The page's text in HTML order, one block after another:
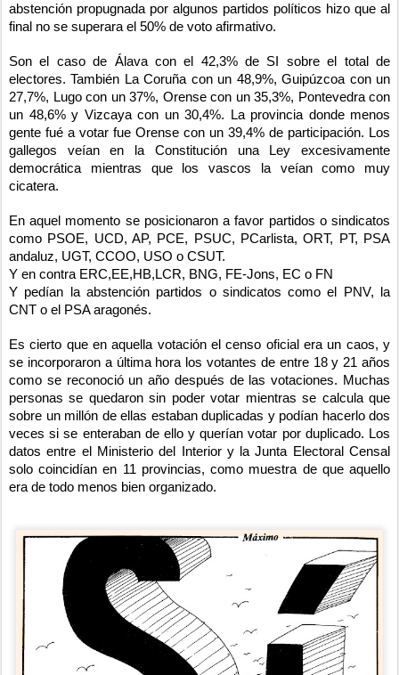
abstención propugnada por algunos partidos políticos hizo que al
final no se superara el 50% de voto afirmativo.
Son el caso de Álava con el 42,3% de SI sobre el total de
electores. También La Coruña con un 48,9%, Guipúzcoa con un
27,7%, Lugo con un 37%, Orense con un 35,3%, Pontevedra con
un 48,6% y Vizcaya con un 30,4%. La provincia donde menos
gente fué a votar fue Orense con un 39,4% de participación. Los
gallegos veían en la Constitución una Ley excesivamente
democrática mientras que los vascos la veían como muy
cicatera.
En aquel momento se posicionaron a favor partidos o sindicatos
como PSOE, UCD, AP, PCE, PSUC, PCarlista, ORT, PT, PSA
andaluz, UGT, CCOO, USO o CSUT.
Y en contra ERC,EE,HB,LCR, BNG, FE-Jons, EC o FN
Y pedían la abstención partidos o sindicatos como el PNV, la
CNT o el PSA aragonés.
Es cierto que en aquella votación el censo oficial era un caos, y
se incorporaron a última hora los votantes de entre 18 y 21 años
como se reconoció un año después de las votaciones. Muchas
personas se quedaron sin poder votar mientras se calcula que
sobre un millón de ellas estaban duplicadas y podían hacerlo dos
veces si se enteraban de ello y querían votar por duplicado. Los
datos entre el Ministerio del Interior y la Junta Electoral Censal
solo coincidían en 11 provincias, como muestra de que aquello
era de todo menos bien organizado.